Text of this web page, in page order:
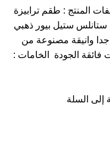
المنتج : طقم ترابيزة
ستانلس ستيل بيور ذهبي
وانيقة مصنوعة من
فائقة الجودة الخامات :
إلى السلة